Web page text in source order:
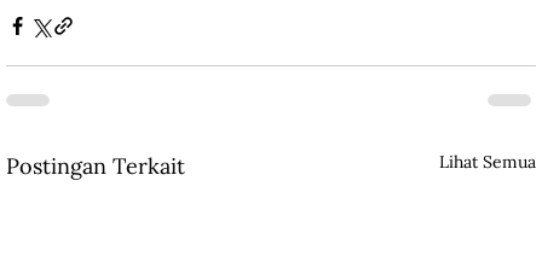
Postingan Terkait Lihat Semua